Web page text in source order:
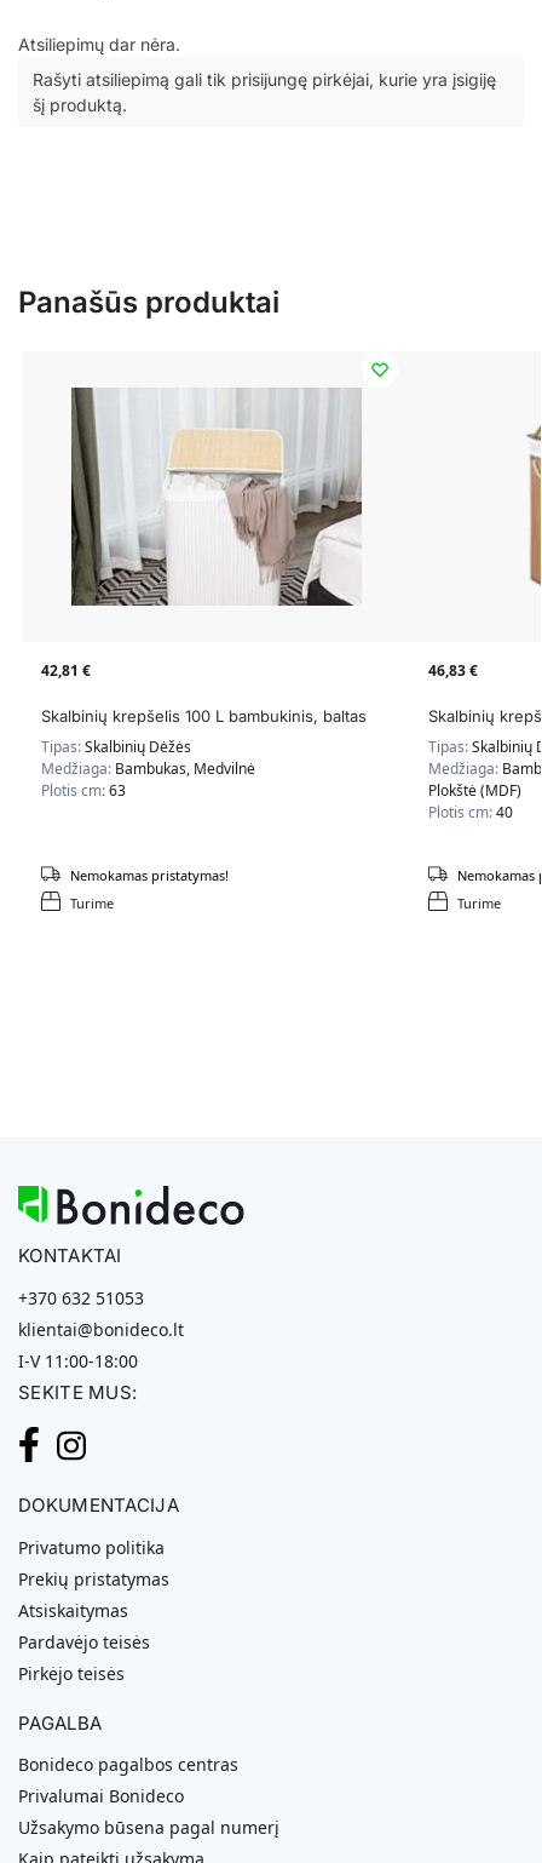
Atsiliepimų dar nėra.
Rašyti atsiliepimą gali tik prisijungę pirkėjai, kurie yra įsigiję
šį produktą.
Panašūs produktai
42,81 €
Skalbinių krepšelis 100 L bambukinis, baltas
Tipas:Skalbinių Dėžės
Medžiaga: Bambukas, Medvilnė
Plotis cm:63
Turime
Nemokamas pristatymas!
46,83€
Skalbinių
Tipas:Skalbinių
Medžiaga:
Plokštė (MDF)
Plotis cm:40
Turime
Nemokamas
KONTAKTAI
+370 632 51053
klientai@bonideco.lt
I-V 11:00-18:00
SEKITE MUS:
DOKUMENTACIJA
Privatumo politika
Prekių pristatymas
Atsiskaitymas
Pardavėjo teisės
Pirkėjo teisės
PAGALBA
Bonideco pagalbos centras
Privalumai Bonideco
Užsakymo būsena pagal numerį